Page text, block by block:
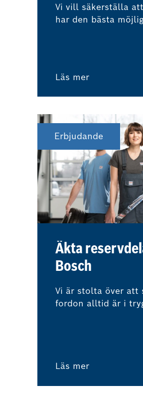
Vi vill säkerställa
har den bästa
och procedurer.
Läs mer
Erbjudande
Äkta
Bosch
Vi är stolta över
fordon alltid är i
Läs mer